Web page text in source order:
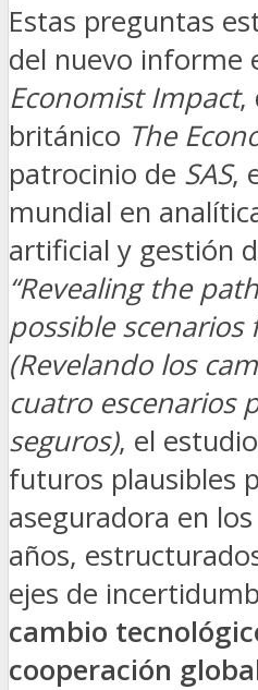
Estas preguntas
del nuevo informe
Economist Impact,
británico The
patrocinio de SAS,
mundial en
artificial y gestión
“Revealing the
possible scenarios
(Revelando los
cuatro escenarios
seguros), el
futuros plausibles
aseguradora en
años,
ejes de
cambio
cooperación